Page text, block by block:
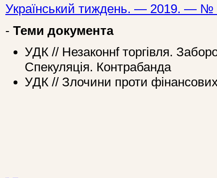
Український тиждень. — 2019. — №
- Теми документа
УДК // Незаконнf торгівля.
Спекуляція. Контрабанда
УДК // Злочини проти